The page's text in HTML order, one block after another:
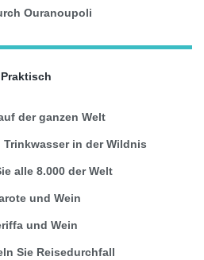
Ouranoupoli
Praktisch
der ganzen Welt
Trinkwasser in der Wildnis
alle 8.000 der Welt
und Wein
und Wein
Sie Reisedurchfall